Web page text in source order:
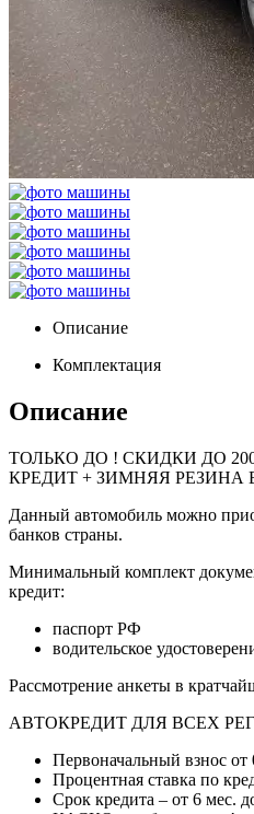
Описание
Комплектация
Описание
ТОЛЬКО ДО ! СКИДКИ ДО
КРЕДИТ + ЗИМНЯЯ РЕЗИНА
Данный автомобиль можно
банков страны.
Минимальный комплект
кредит:
паспорт РФ
водительское
Рассмотрение анкеты в
АВТОКРЕДИТ ДЛЯ ВСЕХ
Первоначальный взнос от
Процентная ставка по
Срок кредита – от 6 мес.